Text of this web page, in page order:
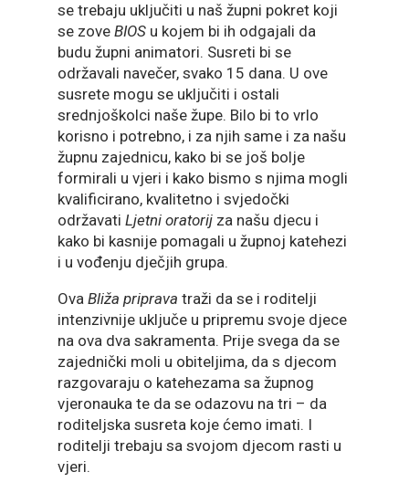
se trebaju uključiti u naš župni pokret koji
se zove BIOSu kojem bi ih odgajali da
budu župni animatori. Susreti bi se
održavali navečer, svako 15 dana. U ove
susrete mogu se uključiti i ostali
srednjoškolci naše župe. Bilo bi to vrlo
korisno i potrebno, i za njih same i za našu
župnu zajednicu, kako bi se još bolje
formirali u vjeri i kako bismo s njima mogli
kvalificirano, kvalitetno i svjedočki
održavati Ljetni oratorij za našu djecu i
kako bi kasnije pomagali u župnoj katehezi
i u vođenju dječjih grupa.
Ova Bliža priprava traži da se i roditelji
intenzivnije uključe u pripremu svoje djece
na ova dva sakramenta. Prije svega da se
zajednički moli u obiteljima, da s djecom
razgovaraju o katehezama sa župnog
vjeronauka te da se odazovu na tri – da
roditeljska susreta koje ćemo imati. I
roditelji trebaju sa svojom djecom rasti u
vjeri.